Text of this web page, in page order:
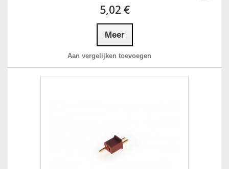
5,02 €
Meer
Aan vergelijken toevoegen